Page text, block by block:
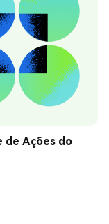
de Ações do